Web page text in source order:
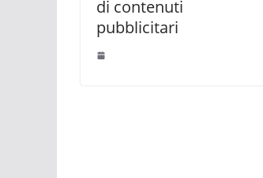
di contenuti
pubblicitari